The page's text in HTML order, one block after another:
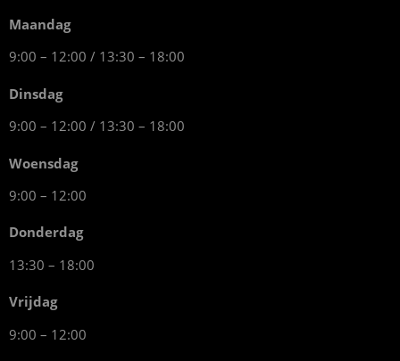
Maandag
9:00 – 12:00 / 13:30 – 18:00
Dinsdag
9:00 – 12:00 / 13:30 – 18:00
Woensdag
9:00 – 12:00
Donderdag
13:30 – 18:00
Vrijdag
9:00 – 12:00